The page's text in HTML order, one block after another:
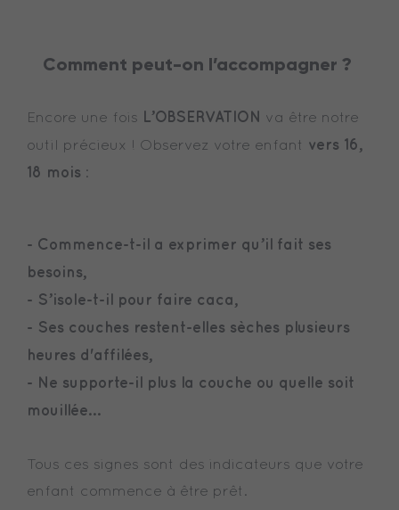
Comment peut-on l’accompagner ?
Encore une fois L’OBSERVATION va être notre
outil précieux ! Observez votre enfant vers 16,
18 mois :
- Commence-t-il a exprimer qu’il fait ses
besoins,
- S’isole-t-il pour faire caca,
- Ses couches restent-elles sèches plusieurs
heures d'affilées,
- Ne supporte-il plus la couche ou quelle soit
mouillée…
Tous ces signes sont des indicateurs que votre
enfant commence à être prêt.